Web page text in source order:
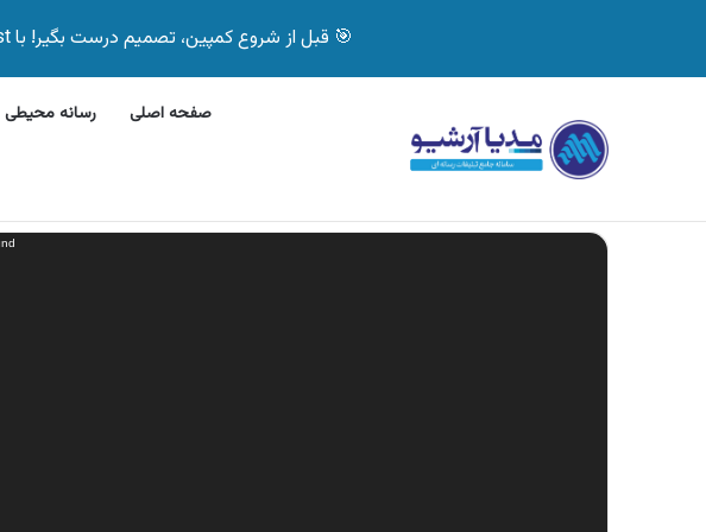
🎯 قبل از شروع کمپین، تصمیم درست بگیر! با Quick Ad Test روی مخاطب واقعی تست کن ✅
صفحه اصلی رسانه محیطی
پنج‌شنبه, 6 آگوست 2026 آگهی های تازه
نمایشگر
ویدیو